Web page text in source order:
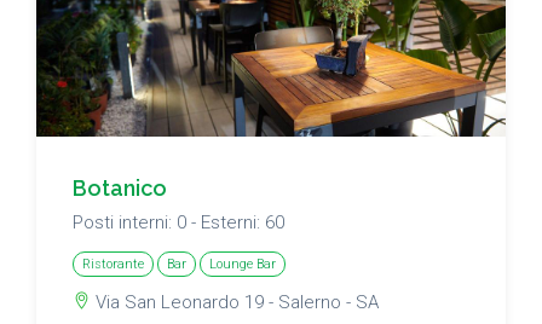
Botanico
Posti interni: 0 - Esterni: 60
Ristorante Bar Lounge Bar
Via San Leonardo 19 - Salerno - SA